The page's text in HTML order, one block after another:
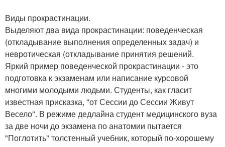
Виды прокрастинации.
Выделяют два вида прокрастинации: поведенческая
(откладывание выполнения определенных задач) и
невротическая (откладывание принятия решений.
Яркий пример поведенческой прокрастинации - это
подготовка к экзаменам или написание курсовой
многими молодыми людьми. Студенты, как гласит
известная присказка, "от Сессии до Сессии Живут
Весело". В режиме дедлайна студент медицинского вуза
за две ночи до экзамена по анатомии пытается
"Поглотить" толстенный учебник, который по-хорошему